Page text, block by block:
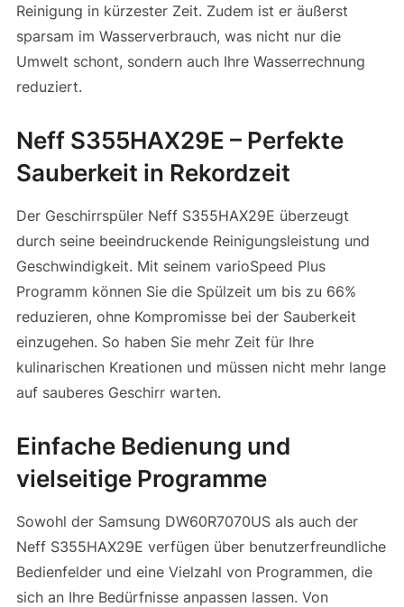
Reinigung in kürzester Zeit. Zudem ist er äußerst
sparsam im Wasserverbrauch, was nicht nur die
Umwelt schont, sondern auch Ihre Wasserrechnung
reduziert.
Neff S355HAX29E – Perfekte
Sauberkeit in Rekordzeit
Der Geschirrspüler Neff S355HAX29E überzeugt
durch seine beeindruckende Reinigungsleistung und
Geschwindigkeit. Mit seinem varioSpeed Plus
Programm können Sie die Spülzeit um bis zu 66%
reduzieren, ohne Kompromisse bei der Sauberkeit
einzugehen. So haben Sie mehr Zeit für Ihre
kulinarischen Kreationen und müssen nicht mehr lange
auf sauberes Geschirr warten.
Einfache Bedienung und
vielseitige Programme
Sowohl der Samsung DW60R7070US als auch der
Neff S355HAX29E verfügen über benutzerfreundliche
Bedienfelder und eine Vielzahl von Programmen, die
sich an Ihre Bedürfnisse anpassen lassen. Von